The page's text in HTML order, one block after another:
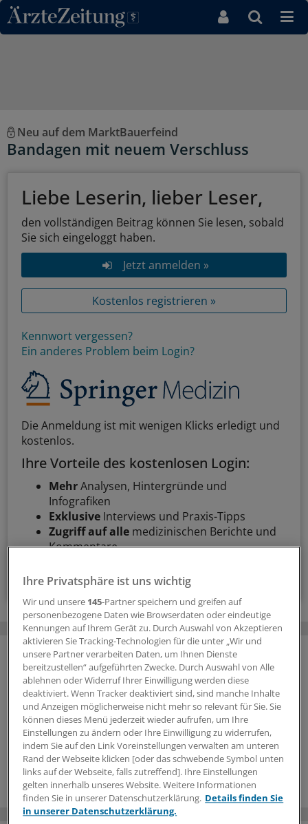
Direkt zum Inhaltsbereich
Neu auf dem MarktBauerfeind
Bandagen mit neuem Verschluss
Liebe Leserin, lieber Leser,
den vollständigen Beitrag können Sie lesen, sobald
Sie sich eingeloggt haben.
Jetzt anmelden »
Kostenlos registrieren »
Kennwort vergessen?
Ein anderes Problem beim Login?
Die Anmeldung ist mit wenigen Klicks erledigt und
kostenlos.
Ihre Vorteile des kostenlosen Login:
MehrAnalysen, Hintergründe und
Infografiken
Exklusive Interviews und Praxis-Tipps
Zugriff auf alle medizinischen Berichte und
Kommentare
Voraussetzungen für den Zugang
Ihre Privatsphäre ist uns wichtig
Wir und unsere 145-Partner speichern und greifen auf
personenbezogene Daten wie Browserdaten oder eindeutige
Kennungen auf Ihrem Gerät zu. Durch Auswahl von Akzeptieren
aktivieren Sie Tracking-Technologien für die unter „Wir und
unsere Partner verarbeiten Daten, um Ihnen Dienste
bereitzustellen“ aufgeführten Zwecke. Durch Auswahl von Alle
ablehnen oder Widerruf Ihrer Einwilligung werden diese
deaktiviert. Wenn Tracker deaktiviert sind, sind manche Inhalte
und Anzeigen möglicherweise nicht mehr so relevant für Sie. Sie
können dieses Menü jederzeit wieder aufrufen, um Ihre
Einstellungen zu ändern oder Ihre Einwilligung zu widerrufen,
indem Sie auf den Link Voreinstellungen verwalten am unteren
Rand der Webseite klicken [oder das schwebende Symbol unten
links auf der Webseite, falls zutreffend]. Ihre Einstellungen
gelten innerhalb unseres Website. Weitere Informationen
finden Sie in unserer Datenschutzerklärung. Details finden Sie
in unserer Datenschutzerklärung.